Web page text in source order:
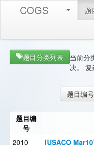
COGS 题
题目分类列表 当前分
决。 复
题目编号
题目编
号
2010
[USACO